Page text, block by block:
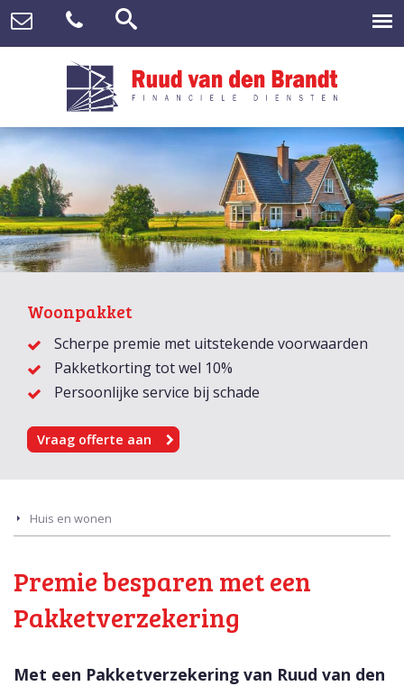
Woonpakket
Scherpe premie met uitstekende voorwaarden
Pakketkorting tot wel 10%
Persoonlijke service bij schade
Vraag offerte aan
Huis en wonen
Premie besparen met een
Pakketverzekering
Met een Pakketverzekering van Ruud van den